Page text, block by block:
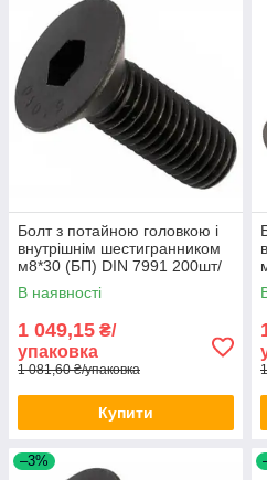
Болт з потайною головкою і
внутрішнім шестигранником
м8*30 (БП) DIN 7991 200шт/
уп
В наявності
1 049,15 ₴/
упаковка
1 081,60 ₴/упаковка
Купити
–3%